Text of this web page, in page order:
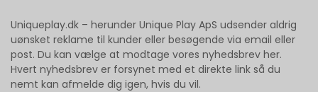
Uniqueplay.dk – herunder Unique Play ApS udsender aldrig
uønsket reklame til kunder eller besøgende via email eller
post. Du kan vælge at modtage vores nyhedsbrev her.
Hvert nyhedsbrev er forsynet med et direkte link så du
nemt kan afmelde dig igen, hvis du vil.